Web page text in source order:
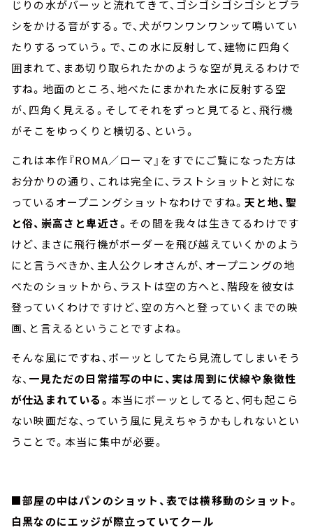
じりの水がバーッと流れてきて、ゴシゴシゴシゴシとブラ
シをかける音がする。で、犬がワンワンワンッて鳴いてい
たりするっていう。で、この水に反射して、建物に四角く
囲まれて、まあ切り取られたかのような空が見えるわけで
すね。地面のところ、地べたにまかれた水に反射する空
が、四角く見える。そしてそれをずっと見てると、飛行機
がそこをゆっくりと横切る、という。
これは本作『ROMA／ローマ』をすでにご覧になった方は
お分かりの通り、これは完全に、ラストショットと対にな
っているオープニングショットなわけですね。天と地、聖
と俗、崇高さと卑近さ。 その間を我々は生きてるわけです
けど、まさに飛行機がボーダーを飛び越えていくかのよう
にと言うべきか、主人公クレオさんが、オープニングの地
べたのショットから、ラストは空の方へと、階段を彼女は
登っていくわけですけど、空の方へと登っていくまでの映
画、と言えるということですよね。
そんな風にですね、ボーッとしてたら見流してしまいそう
な、 一見ただの日常描写の中に、実は周到に伏線や象徴性
が仕込まれている。 本当にボーッとしてると、何も起こら
ない映画だな、っていう風に見えちゃうかもしれないとい
うことで。本当に集中が必要。
■部屋の中はパンのショット、表では横移動のショット。
白黒なのにエッジが際立っていてクール